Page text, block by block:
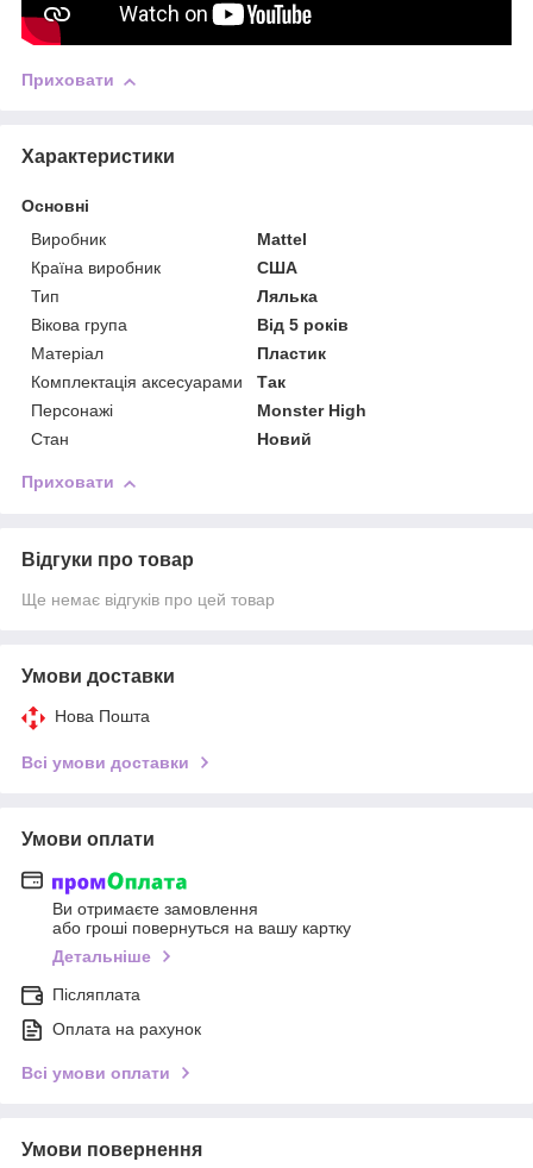
Приховати
Характеристики
Основні
Виробник
Mattel
Країна виробник
США
Тип
Лялька
Вікова група
Від 5 років
Матеріал
Пластик
Комплектація аксесуарами
Так
Персонажі
Monster High
Стан
Новий
Приховати
Відгуки про товар
Ще немає відгуків про цей товар
Умови доставки
Нова Пошта
Всі умови доставки
Умови оплати
Ви отримаєте замовлення
або гроші повернуться на вашу картку
Детальніше
Післяплата
Оплата на рахунок
Всі умови оплати
Умови повернення